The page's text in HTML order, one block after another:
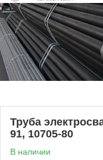
Труба
91, 10705-80
В наличии